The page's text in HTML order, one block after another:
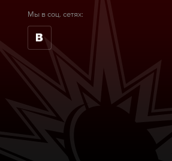
Мы в соц. сетях: